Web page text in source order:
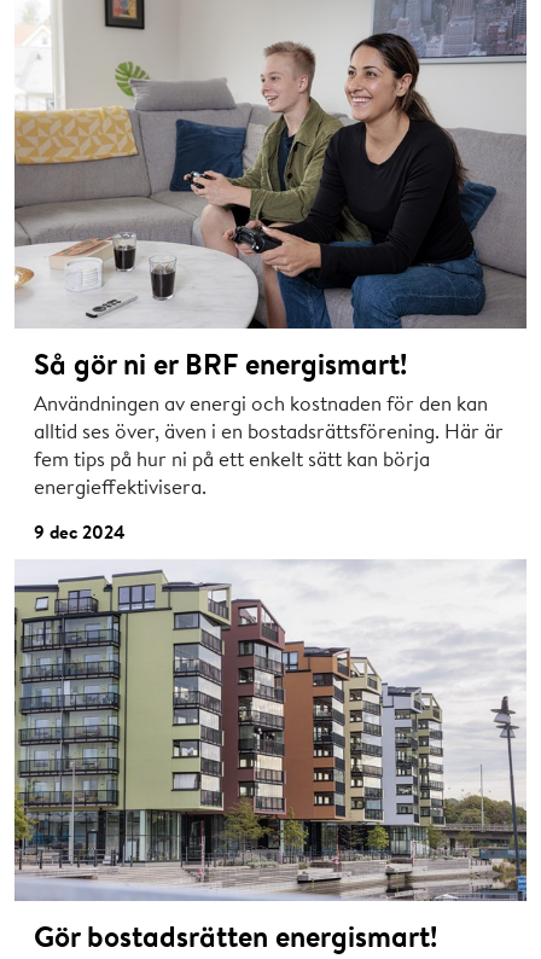
Så gör ni er BRF energismart!
Användningen av energi och kostnaden för den kan
alltid ses över, även i en bostadsrättsförening. Här är
fem tips på hur ni på ett enkelt sätt kan börja
energieffektivisera.
9 dec 2024
Gör bostadsrätten energismart!